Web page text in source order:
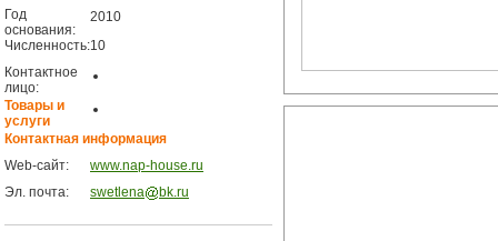
Год
основания:
2010
Численность:10
Контактное
лицо:
Товары и
услуги
Контактная информация
Web-сайт:
www.nap-house.ru
Эл. почта:
swetlena bk.ru